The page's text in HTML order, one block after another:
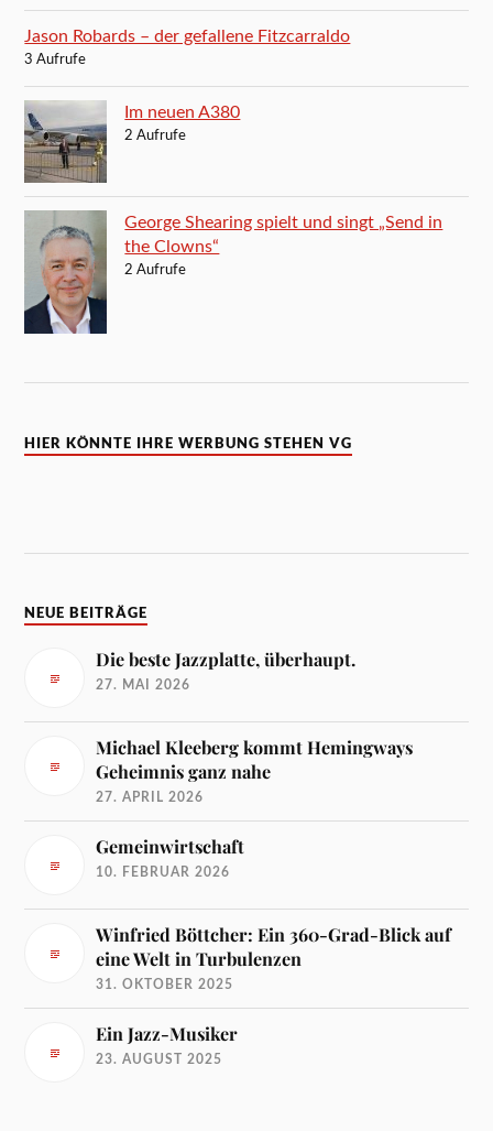
Jason Robards – der gefallene Fitzcarraldo
3 Aufrufe
Im neuen A380
2 Aufrufe
George Shearing spielt und singt „Send in
the Clowns“
2 Aufrufe
HIER KÖNNTE IHRE WERBUNG STEHEN VG
NEUE BEITRÄGE
Die beste Jazzplatte, überhaupt.
27. MAI 2026
Michael Kleeberg kommt Hemingways
Geheimnis ganz nahe
27. APRIL 2026
Gemeinwirtschaft
10. FEBRUAR 2026
Winfried Böttcher: Ein 360-Grad-Blick auf
eine Welt in Turbulenzen
31. OKTOBER 2025
Ein Jazz-Musiker
23. AUGUST 2025